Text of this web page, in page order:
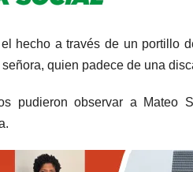
hecho a través de un portillo
quien padece de una
pudieron observar a Mateo